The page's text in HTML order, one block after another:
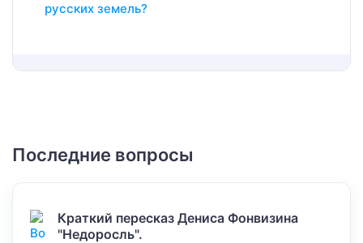
русских земель?
Последние вопросы
Краткий пересказ Дениса Фонвизина
"Недоросль".